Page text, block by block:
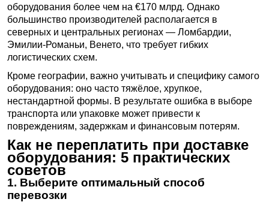
оборудования более чем на €170 млрд. Однако
большинство производителей располагается в
северных и центральных регионах — Ломбардии,
Эмилии-Романьи, Венето, что требует гибких
логистических схем.
Кроме географии, важно учитывать и специфику самого
оборудования: оно часто тяжёлое, хрупкое,
нестандартной формы. В результате ошибка в выборе
транспорта или упаковке может привести к
повреждениям, задержкам и финансовым потерям.
Как не переплатить при доставке
оборудования: 5 практических
советов
1. Выберите оптимальный способ
перевозки